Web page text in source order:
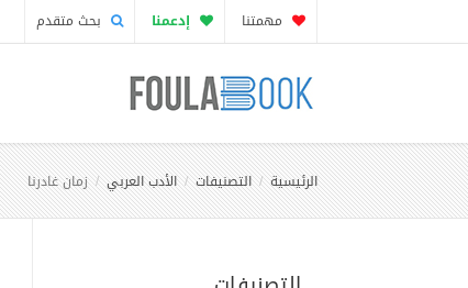
مهمتنا إدعمنا بحث متقدم
الرئيسية التصنيفات الأدب العربي زمان غادرنا